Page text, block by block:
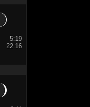
5:19
22:16